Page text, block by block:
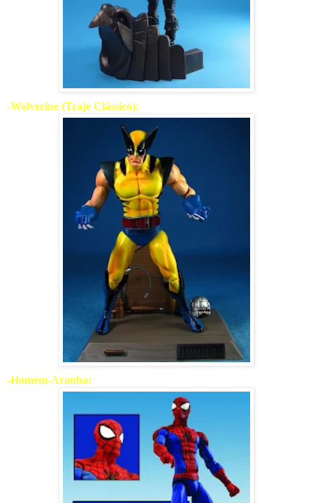
-Wolverine (Traje Clássico):
-Homem-Aranha: